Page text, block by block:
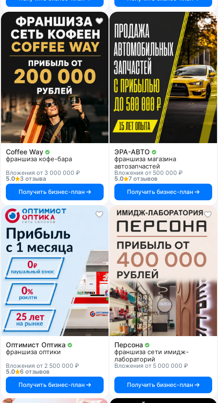
Coffee Way
франшиза кофе-бара
Вложения от 3 000 000 ₽
5.0
3 отзыва
Получить бизнес-план
ЭРА-АВТО
франшиза магазина
автозапчастей
Вложения от 500 000 ₽
5.0
7 отзывов
Получить бизнес-план
Оптимист Оптика
франшиза оптики
Вложения от 2 500 000 ₽
5.0
6 отзывов
Получить бизнес-план
Персона
франшиза сети имидж-
лабораторий
Вложения от 5 000 000 ₽
Получить бизнес-план